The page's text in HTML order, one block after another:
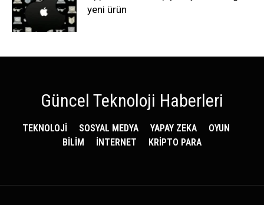
yeni ürün
Güncel Teknoloji Haberleri
TEKNOLOJİ SOSYAL MEDYA YAPAY ZEKA
OYUN
BİLİM
İNTERNET KRİPTO PARA